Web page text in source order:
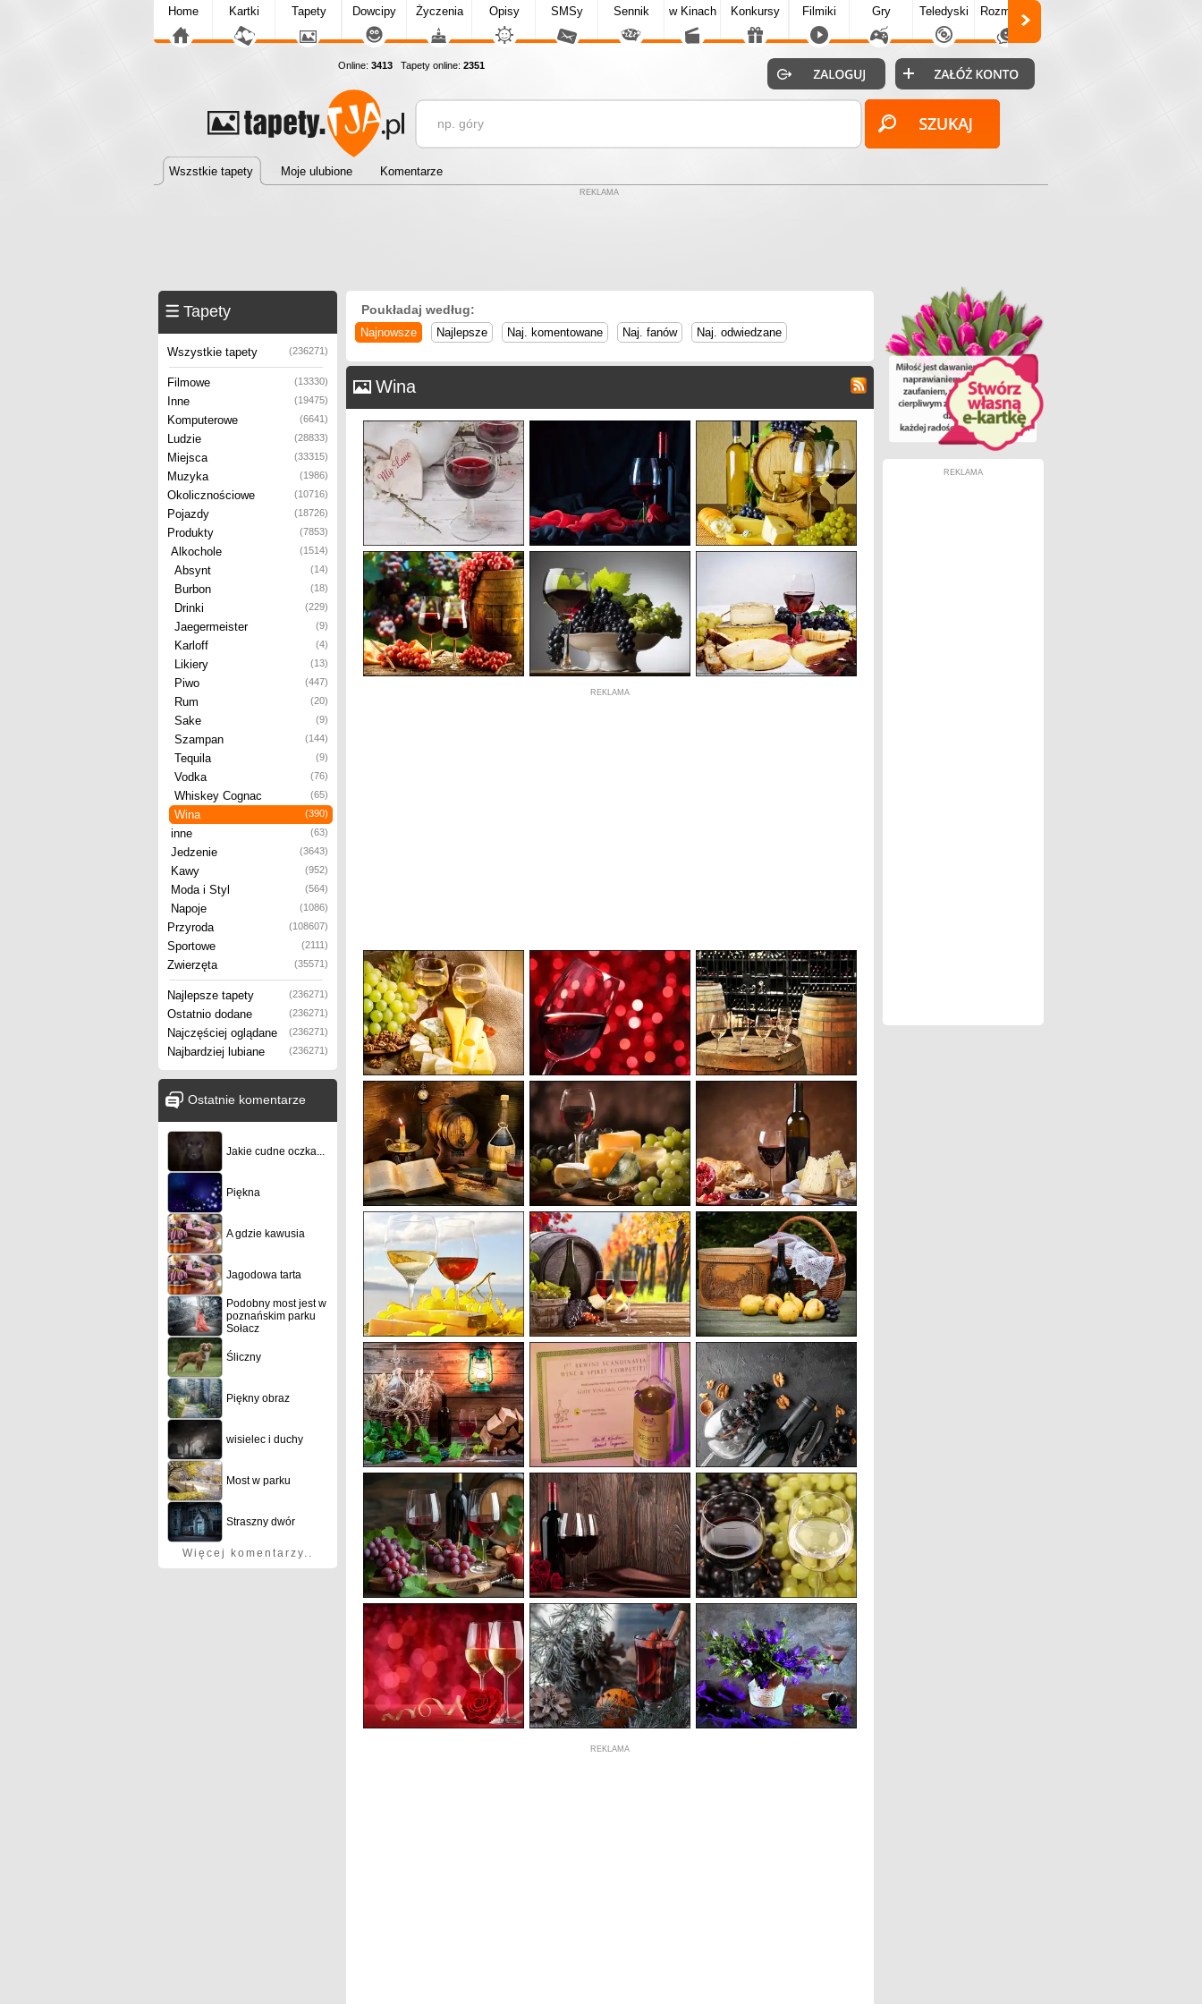
Home Kartki Tapety Dowcipy Życzenia Opisy SMSy Sennik w Kinach Konkursy Filmiki Gry Teledyski Rozmówki
Online: 3413 Tapety online: 2351
Wszstkie tapety Moje ulubione Komentarze
REKLAMA
Tapety
Wszystkie tapety (236271)
Filmowe (13330)
Inne (19475)
Komputerowe (6641)
Ludzie (28833)
Miejsca (33315)
Muzyka (1986)
Okolicznościowe (10716)
Pojazdy (18726)
Produkty (7853)
Alkochole (1514)
Absynt (14)
Burbon (18)
Drinki (229)
Jaegermeister (9)
Karloff (4)
Likiery (13)
Piwo (447)
Rum (20)
Sake (9)
Szampan (144)
Tequila (9)
Vodka (76)
Whiskey Cognac (65)
Wina (390)
inne (63)
Jedzenie (3643)
Kawy (952)
Moda i Styl (564)
Napoje (1086)
Przyroda (108607)
Sportowe (2111)
Zwierzęta (35571)
Najlepsze tapety (236271)
Ostatnio dodane (236271)
Najczęściej oglądane (236271)
Najbardziej lubiane (236271)
Ostatnie komentarze
Jakie cudne oczka...
Piękna
A gdzie kawusia
Jagodowa tarta
Podobny most jest w
poznańskim parku
Sołacz
Śliczny
Piękny obraz
wisielec i duchy
Most w parku
Straszny dwór
Więcej komentarzy..
Poukładaj według:
Najnowsze Najlepsze Naj. komentowane Naj. fanów Naj. odwiedzane
Wina
REKLAMA
REKLAMA
REKLAMA